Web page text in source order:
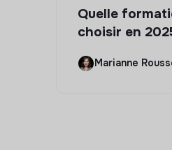
Quelle
choisir en
Marianne